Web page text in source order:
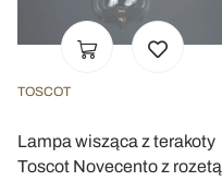
TOSCOT
Lampa wisząca z terakoty
Toscot Novecento z rozetą